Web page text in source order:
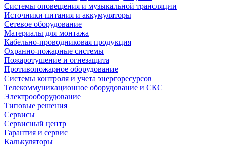
Системы оповещения и музыкальной трансляции
Источники питания и аккумуляторы
Сетевое оборудование
Материалы для монтажа
Кабельно-проводниковая продукция
Охранно-пожарные системы
Пожаротушение и огнезащита
Противопожарное оборудование
Системы контроля и учета энергоресурсов
Телекоммуникационное оборудование и СКС
Электрооборудование
Типовые решения
Сервисы
Сервисный центр
Гарантия и сервис
Калькуляторы